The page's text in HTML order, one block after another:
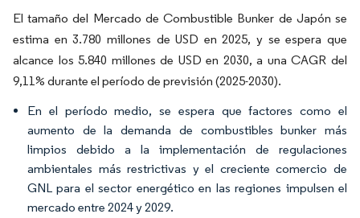
El tamaño del Mercado de Combustible Bunker de Japón se
estima en 3.780 millones de USD en 2025, y se espera que
alcance los 5.840 millones de USD en 2030, a una CAGR del
9,11% durante el período de previsión (2025-2030).
En el período medio, se espera que factores como el
aumento de la demanda de combustibles bunker más
limpios debido a la implementación de regulaciones
ambientales más restrictivas y el creciente comercio de
GNL para el sector energético en las regiones impulsen el
mercado entre 2024 y 2029.